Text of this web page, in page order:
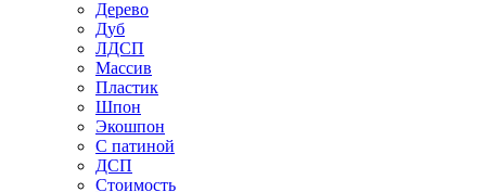
Дерево
Дуб
ЛДСП
Массив
Пластик
Шпон
Экошпон
С патиной
ДСП
Стоимость